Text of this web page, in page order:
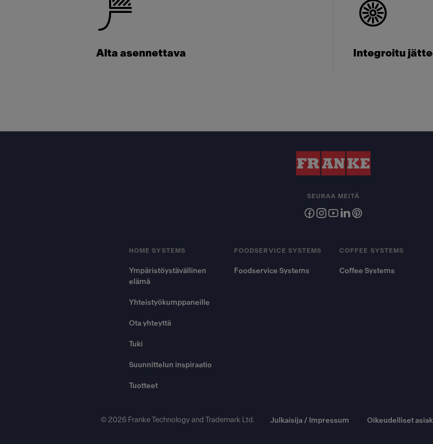
Alta asennettava Integroitu
HOME SYSTEMS
Ympäristöystävällinen
elämä
Yhteistyökumppaneille
Ota yhteyttä
Tuki
Suunnittelun inspiraatio
Tuotteet
FOODSERVICE SYSTEMS
Foodservice Systems
COFFEE SYSTEMS
Coffee Systems
SEURAA MEITÄ
© 2026 Franke Technology and Trademark Ltd. Julkaisija / Impressum Oikeudelliset